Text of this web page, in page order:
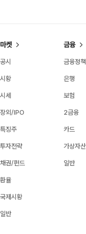
마켓
공시
시황
시세
장외/IPO
특징주
투자전략
채권/펀드
환율
국제시황
일반
금융
금융정책
은행
보험
2금융
카드
가상자
일반